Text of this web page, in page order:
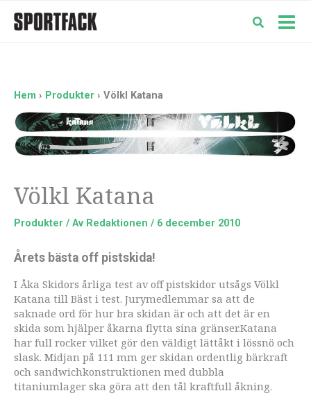
Hem Produkter Völkl Katana
Völkl Katana
Produkter / Av Redaktionen / 6 december 2010
Årets bästa off pistskida!
I Åka Skidors årliga test av off pistskidor utsågs Völkl
Katana till Bäst i test. Jurymedlemmar sa att de
saknade ord för hur bra skidan är och att det är en
skida som hjälper åkarna flytta sina gränser.Katana
har full rocker vilket gör den väldigt lättåkt i lössnö och
slask. Midjan på 111 mm ger skidan ordentlig bärkraft
och sandwichkonstruktionen med dubbla
titaniumlager ska göra att den tål kraftfull åkning.